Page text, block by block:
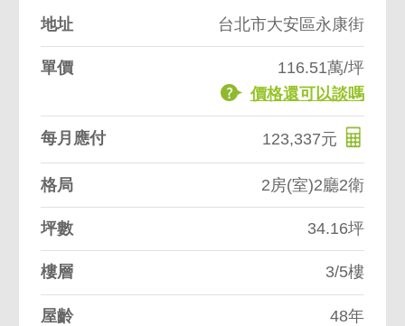
地址 台北市大安區永康街
單價
116.51萬/坪
價格還可以談嗎
每月應付 123,337元
格局 2房(室)2廳2衛
坪數 34.16坪
樓層 3/5樓
屋齡 48年